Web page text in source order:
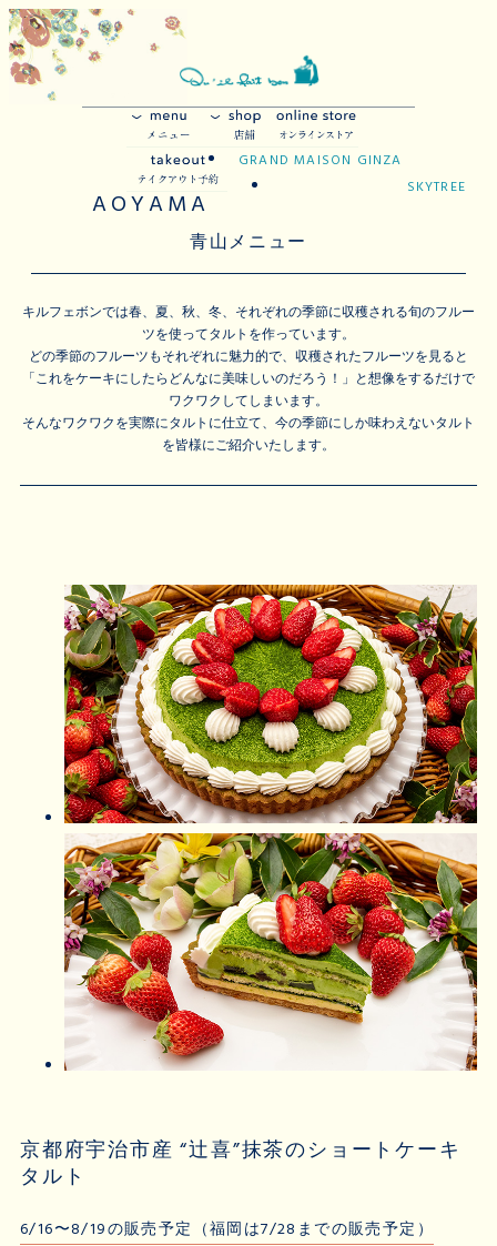
GRAND MAISON GINZA
SKYTREE
AOYAMA
青山メニュー
キルフェボンでは春、夏、秋、冬、それぞれの季節に収穫される旬のフルー
ツを使ってタルトを作っています。
どの季節のフルーツもそれぞれに魅力的で、収穫されたフルーツを見ると
「これをケーキにしたらどんなに美味しいのだろう！」と想像をするだけで
ワクワクしてしまいます。
そんなワクワクを実際にタルトに仕立て、今の季節にしか味わえないタルト
を皆様にご紹介いたします。
京都府宇治市産 “辻喜”抹茶のショートケーキ
タルト
6/16〜8/19の販売予定（福岡は7/28までの販売予定）